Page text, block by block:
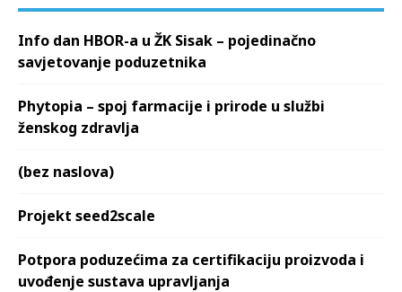
Info dan HBOR-a u ŽK Sisak – pojedinačno
savjetovanje poduzetnika
Phytopia – spoj farmacije i prirode u službi
ženskog zdravlja
(bez naslova)
Projekt seed2scale
Potpora poduzećima za certifikaciju proizvoda i
uvođenje sustava upravljanja